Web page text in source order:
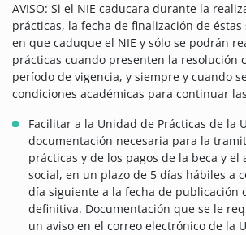
AVISO: Si el NIE caducara durante la
prácticas, la fecha de finalización de
en que caduque el NIE y sólo se podrán
prácticas cuando presenten la resolución
período de vigencia, y siempre y cuando
condiciones académicas para continuar
Facilitar a la Unidad de Prácticas de la
documentación necesaria para la
prácticas y de los pagos de la beca y el
social, en un plazo de 5 días hábiles a
día siguiente a la fecha de publicación
definitiva. Documentación que se le
un aviso en el correo electrónico de la